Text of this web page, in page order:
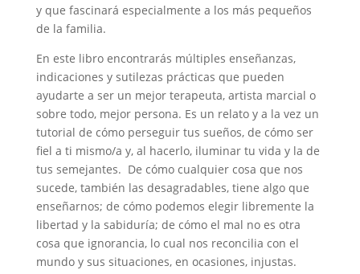
y que fascinará especialmente a los más pequeños
de la familia.
En este libro encontrarás múltiples enseñanzas,
indicaciones y sutilezas prácticas que pueden
ayudarte a ser un mejor terapeuta, artista marcial o
sobre todo, mejor persona. Es un relato y a la vez un
tutorial de cómo perseguir tus sueños, de cómo ser
fiel a ti mismo/a y, al hacerlo, iluminar tu vida y la de
tus semejantes. De cómo cualquier cosa que nos
sucede, también las desagradables, tiene algo que
enseñarnos; de cómo podemos elegir libremente la
libertad y la sabiduría; de cómo el mal no es otra
cosa que ignorancia, lo cual nos reconcilia con el
mundo y sus situaciones, en ocasiones, injustas.